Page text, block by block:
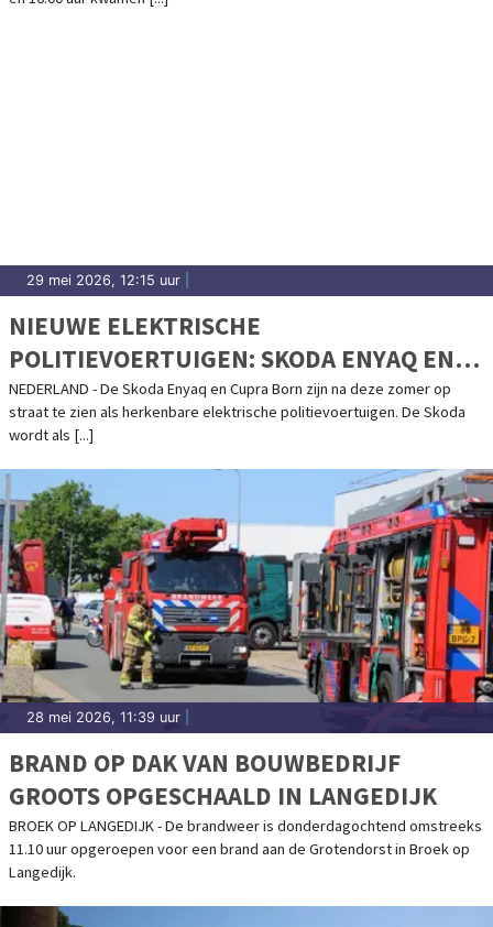
29 mei 2026, 12:15 uur
NIEUWE ELEKTRISCHE
POLITIEVOERTUIGEN: SKODA ENYAQ EN
CUPRA BORN
NEDERLAND - De Skoda Enyaq en Cupra Born zijn na deze zomer op
straat te zien als herkenbare elektrische politievoertuigen. De Skoda
wordt als [...]
28 mei 2026, 11:39 uur
BRAND OP DAK VAN BOUWBEDRIJF
GROOTS OPGESCHAALD IN LANGEDIJK
BROEK OP LANGEDIJK - De brandweer is donderdagochtend omstreeks
11.10 uur opgeroepen voor een brand aan de Grotendorst in Broek op
Langedijk.